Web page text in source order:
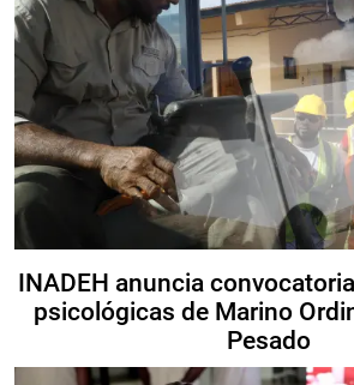
INADEH anuncia
psicológicas de Marino
Pesado